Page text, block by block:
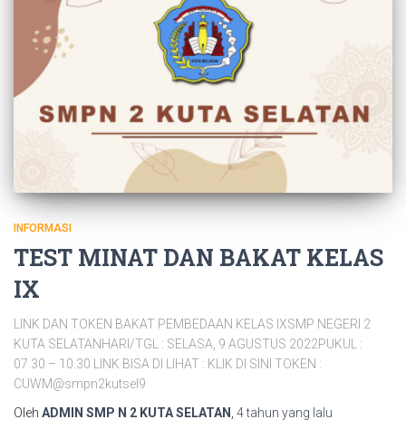
INFORMASI
TEST MINAT DAN BAKAT KELAS
IX
LINK DAN TOKEN BAKAT PEMBEDAAN KELAS IXSMP NEGERI 2
KUTA SELATANHARI/TGL : SELASA, 9 AGUSTUS 2022PUKUL :
07.30 – 10.30 LINK BISA DI LIHAT : KLIK DI SINI TOKEN :
CUWM@smpn2kutsel9
Oleh ADMIN SMP N 2 KUTA SELATAN 4 tahun yang lalu